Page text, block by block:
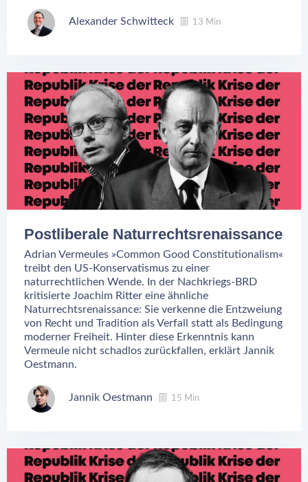
Alexander Schwitteck 13 Min
Postliberale Naturrechtsrenaissance
Adrian Vermeules »Common Good Constitutionalism«
treibt den US-Konservatismus zu einer
naturrechtlichen Wende. In der Nachkriegs-BRD
kritisierte Joachim Ritter eine ähnliche
Naturrechtsrenaissance: Sie verkenne die Entzweiung
von Recht und Tradition als Verfall statt als Bedingung
moderner Freiheit. Hinter diese Erkenntnis kann
Vermeule nicht schadlos zurückfallen, erklärt Jannik
Oestmann.
Jannik Oestmann 15 Min